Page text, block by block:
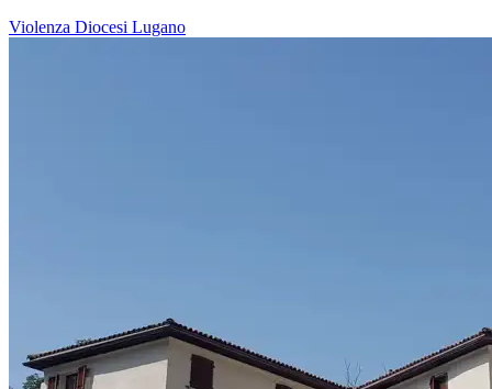
Violenza Diocesi Lugano